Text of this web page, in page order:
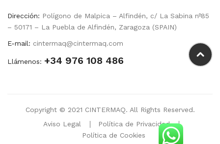
Dirección: Polígono de Malpica – Alfindén, c/ La Sabina nº85
– 50171 – La Puebla de Alfindén, Zaragoza (SPAIN)
E-mail: cintermaq@cintermaq.com
Llámenos: +34 976 108 486
Copyright © 2021 CINTERMAQ. All Rights Reserved.
Aviso Legal
Política de Privacidad
Política de Cookies